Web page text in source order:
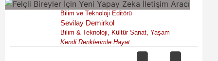
Bilim ve Teknoloji Editörü
Sevilay Demirkol
Bilim & Teknoloji, Kültür Sanat, Yaşam
Kendi Renklerimle Hayat